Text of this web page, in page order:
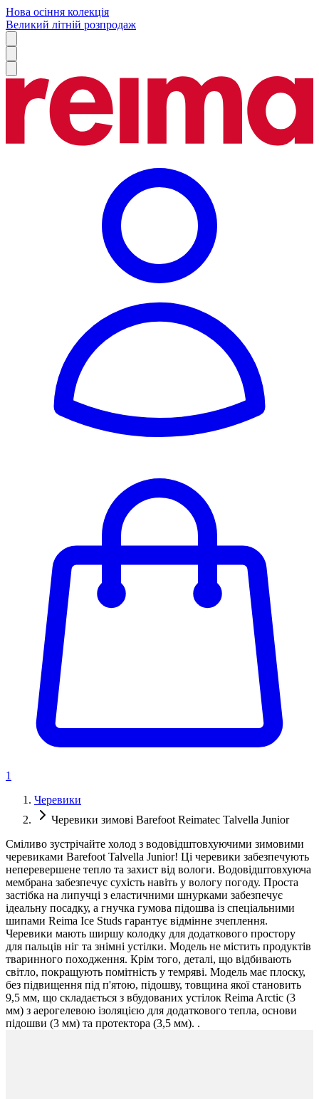
Нова осіння колекція
Великий літній розпродаж
1
Черевики
Черевики зимові Barefoot Reimatec Talvella Junior
Сміливо зустрічайте холод з водовідштовхуючими зимовими
черевиками Barefoot Talvella Junior! Ці черевики забезпечують
неперевершене тепло та захист від вологи. Водовідштовхуюча
мембрана забезпечує сухість навіть у вологу погоду. Проста
застібка на липучці з еластичними шнурками забезпечує
ідеальну посадку, а гнучка гумова підошва із спеціальними
шипами Reima Ice Studs гарантує відмінне зчеплення.
Черевики мають ширшу колодку для додаткового простору
для пальців ніг та знімні устілки. Модель не містить продуктів
тваринного походження. Крім того, деталі, що відбивають
світло, покращують помітність у темряві. Модель має плоску,
без підвищення під п'ятою, підошву, товщина якої становить
9,5 мм, що складається з вбудованих устілок Reima Arctic (3
мм) з аерогелевою ізоляцією для додаткового тепла, основи
підошви (3 мм) та протектора (3,5 мм). .